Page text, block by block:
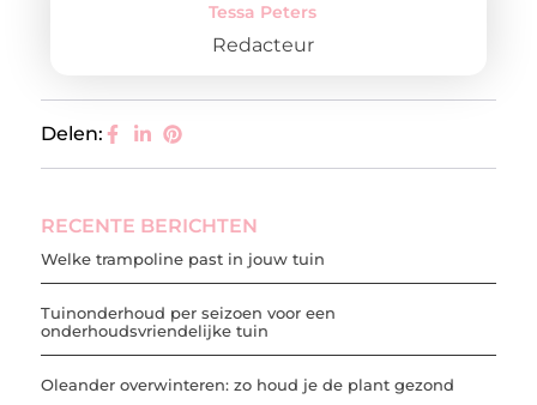
Tessa Peters
Redacteur
Delen:
RECENTE BERICHTEN
Welke trampoline past in jouw tuin
Tuinonderhoud per seizoen voor een
onderhoudsvriendelijke tuin
Oleander overwinteren: zo houd je de plant gezond